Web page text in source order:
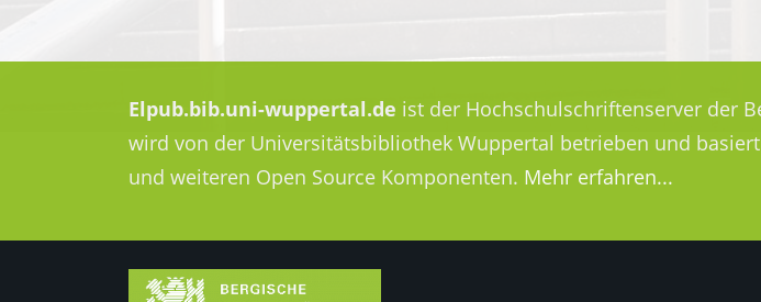
Elpub.bib.uni-wuppertal.de ist der Hochschulschriftenserver der
wird von der Universitätsbibliothek Wuppertal betrieben und
und weiteren Open Source Komponenten. Mehr erfahren...